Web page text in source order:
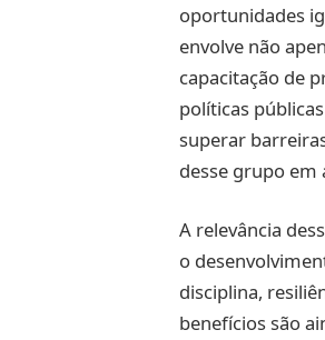
oportunidades
envolve não
capacitação de
políticas
superar
desse grupo em
A relevância
o
disciplina,
benefícios são